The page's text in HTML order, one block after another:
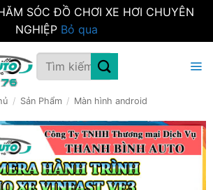
SÓC ĐỒ CHƠI XE HƠI CHUYÊN
NGHIỆP Bỏ qua
Tìm
kiếm:
/ Sản Phẩm / Màn hình android